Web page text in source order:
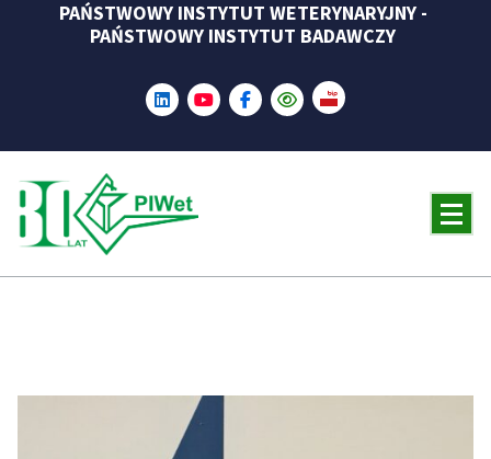
PAŃSTWOWY INSTYTUT WETERYNARYJNY -
PAŃSTWOWY INSTYTUT BADAWCZY